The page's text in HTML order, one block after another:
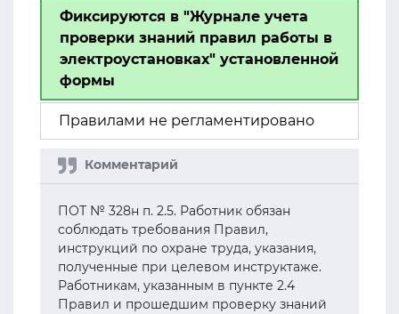
Фиксируются в "Журнале учета
проверки знаний правил работы в
электроустановках" установленной
формы
Правилами не регламентировано
ПОТ № 328н п. 2.5. Работник обязан
соблюдать требования Правил,
инструкций по охране труда, указания,
полученные при целевом инструктаже.
Работникам, указанным в пункте 2.4
Правил и прошедшим проверку знаний